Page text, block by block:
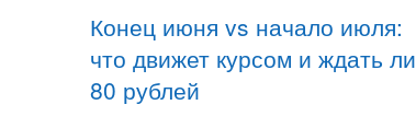
Конец июня vs начало июля:
что движет курсом и ждать ли
80 рублей